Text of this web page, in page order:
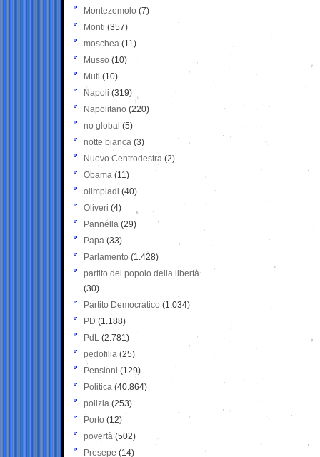
Montezemolo (7)
Monti (357)
moschea (11)
Musso (10)
Muti (10)
Napoli (319)
Napolitano (220)
no global (5)
notte bianca (3)
Nuovo Centrodestra (2)
Obama (11)
olimpiadi (40)
Oliveri (4)
Pannella (29)
Papa (33)
Parlamento (1.428)
partito del popolo della libertà
(30)
Partito Democratico (1.034)
PD (1.188)
PdL (2.781)
pedofilia (25)
Pensioni (129)
Politica (40.864)
polizia (253)
Porto (12)
povertà (502)
Presepe (14)